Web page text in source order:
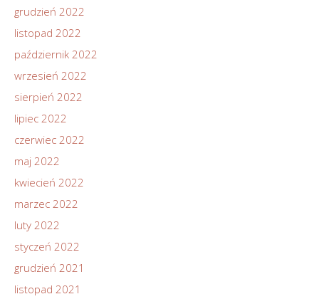
grudzień 2022
listopad 2022
październik 2022
wrzesień 2022
sierpień 2022
lipiec 2022
czerwiec 2022
maj 2022
kwiecień 2022
marzec 2022
luty 2022
styczeń 2022
grudzień 2021
listopad 2021